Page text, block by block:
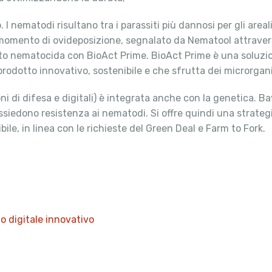
I nematodi risultano tra i parassiti più dannosi per gli
di ovideposizione, segnalato da Nematool
nematocida con BioAct Prime. BioAct Prime è una
innovativo, sostenibile e che sfrutta dei
di difesa e digitali) è integrata anche con la genetica.
resistenza ai nematodi. Si offre quindi una
in linea con le richieste del Green Deal e Farm to Fork.
digitale innovativo